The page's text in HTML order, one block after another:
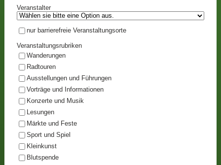
Veranstalter
nur barrierefreie Veranstaltungsorte
Veranstaltungsrubriken
Wanderungen
Radtouren
Ausstellungen und Führungen
Vorträge und Informationen
Konzerte und Musik
Lesungen
Märkte und Feste
Sport und Spiel
Kleinkunst
Blutspende